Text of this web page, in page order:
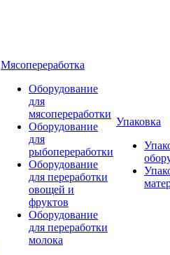
Мясопереработка
Оборудование
для
мясопереработки
Оборудование
для
рыбопереработки
Оборудование
для переработки
овощей и
фруктов
Оборудование
для переработки
молока
Упаковка